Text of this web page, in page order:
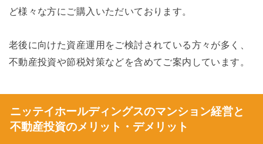
ど様々な方にご購入いただいております。
老後に向けた資産運用をご検討されている方々が多く、
不動産投資や節税対策などを含めてご案内しています。
ニッテイホールディングスのマンション経営と
不動産投資のメリット・デメリット